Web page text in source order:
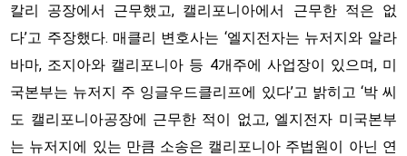
칼리 공장에서 근무했고, 캘리포니아에서 근무한 적은 없
다’고 주장했다. 매클리 변호사는 ‘엘지전자는 뉴저지와 알라
바마, 조지아와 캘리포니아 등 4개주에 사업장이 있으며, 미
국본부는 뉴저지 주 잉글우드클리프에 있다’고 밝히고 ‘박 씨
도 캘리포니아공장에 근무한 적이 없고, 엘지전자 미국본부
는 뉴저지에 있는 만큼 소송은 캘리포니아 주법원이 아닌 연